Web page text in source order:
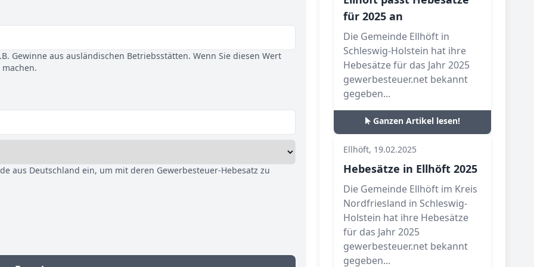
Gewinne aus ausländischen Betriebsstätten. Wenn Sie diesen Wert
aus Deutschland ein, um mit deren Gewerbesteuer-Hebesatz zu
für 2025 an
Die Gemeinde Ellhöft in
Schleswig-Holstein hat ihre
Hebesätze für das Jahr 2025
gewerbesteuer.net bekannt
gegeben...
Ganzen Artikel lesen!
Ellhöft, 19.02.2025
Hebesätze in Ellhöft 2025
Die Gemeinde Ellhöft im Kreis
Nordfriesland in Schleswig-
Holstein hat ihre Hebesätze
für das Jahr 2025
gewerbesteuer.net bekannt
gegeben...